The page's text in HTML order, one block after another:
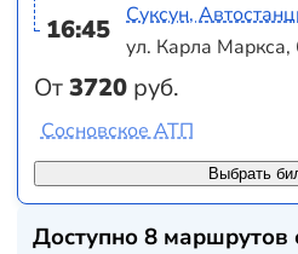
16:45
От3720 руб.
Суксун,
ул. Карла
Выбрать
Сосновское АТП
Доступно 8 маршрутов